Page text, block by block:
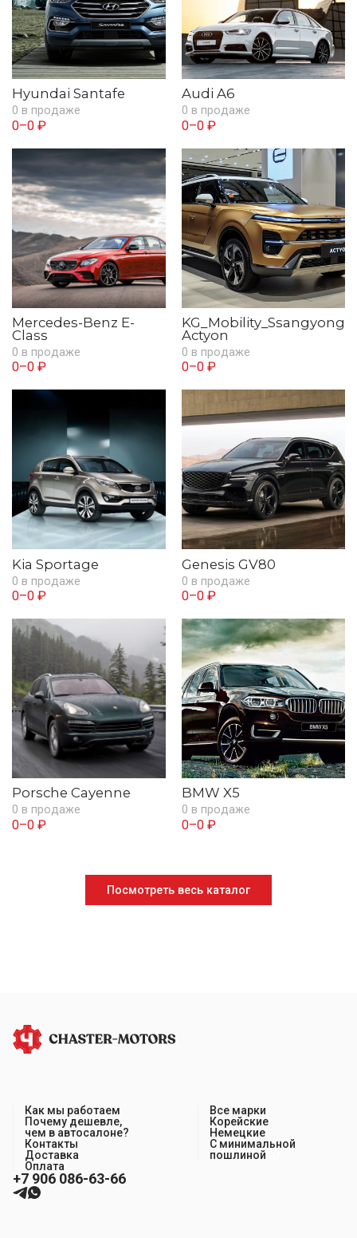
Hyundai Santafe
0 в продаже
0–0 ₽
Audi A6
0 в продаже
0–0 ₽
Mercedes-Benz E-
Class
0 в продаже
0–0 ₽
KG_Mobility_Ssangyong
Actyon
0 в продаже
0–0 ₽
Kia Sportage
0 в продаже
0–0 ₽
Genesis GV80
0 в продаже
0–0 ₽
Porsche Cayenne
0 в продаже
0–0 ₽
BMW X5
0 в продаже
0–0 ₽
Посмотреть весь каталог
Как мы работаем
Почему дешевле,
чем в автосалоне?
Контакты
Доставка
Оплата
Все марки
Корейские
Немецкие
С минимальной
пошлиной
+7 906 086-63-66